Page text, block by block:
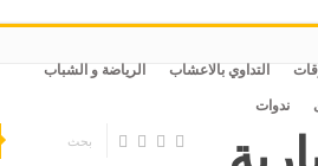
التداوي بالاعشاب الرياضة و الشباب
ندوات